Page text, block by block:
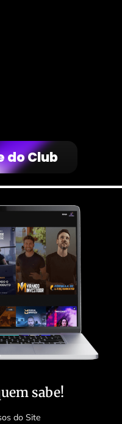
do Club
sabe​​!
do Site